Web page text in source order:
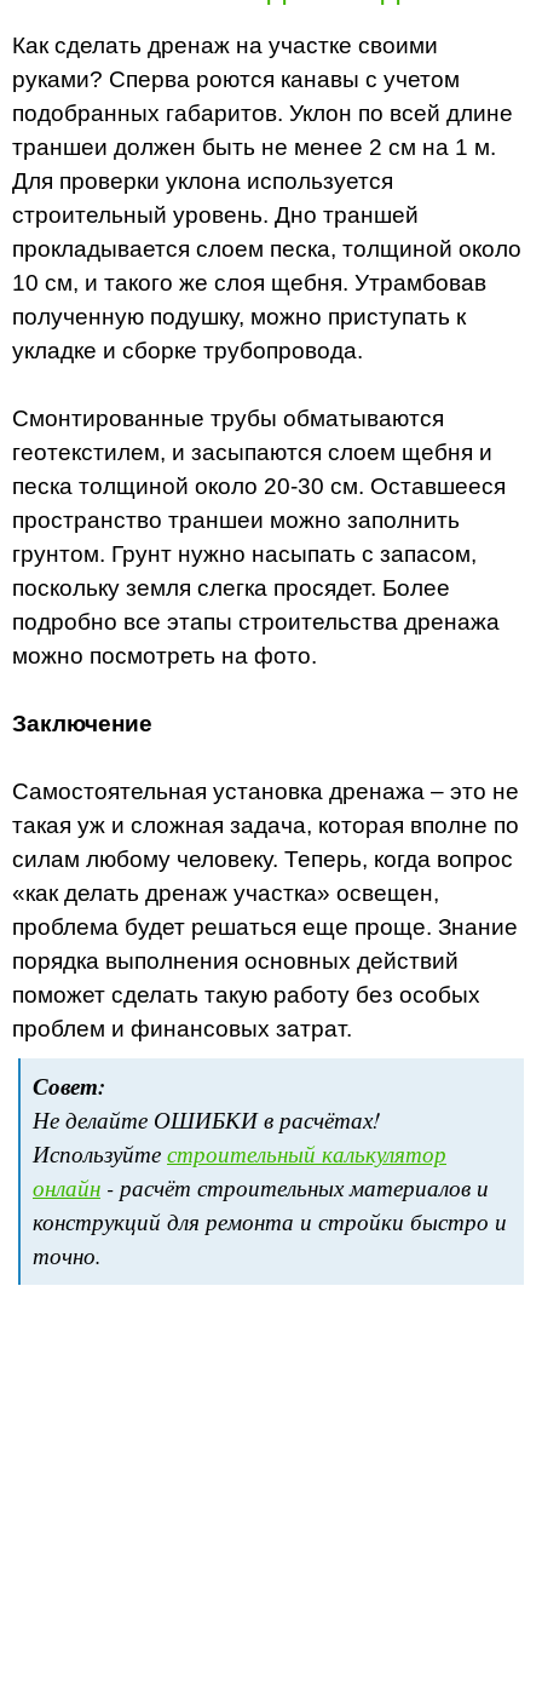
Как сделать дренаж на участке своими
руками? Сперва роются канавы с учетом
подобранных габаритов. Уклон по всей длине
траншеи должен быть не менее 2 см на 1 м.
Для проверки уклона используется
строительный уровень. Дно траншей
прокладывается слоем песка, толщиной около
10 см, и такого же слоя щебня. Утрамбовав
полученную подушку, можно приступать к
укладке и сборке трубопровода.
Смонтированные трубы обматываются
геотекстилем, и засыпаются слоем щебня и
песка толщиной около 20-30 см. Оставшееся
пространство траншеи можно заполнить
грунтом. Грунт нужно насыпать с запасом,
поскольку земля слегка просядет. Более
подробно все этапы строительства дренажа
можно посмотреть на фото.
Заключение
Самостоятельная установка дренажа – это не
такая уж и сложная задача, которая вполне по
силам любому человеку. Теперь, когда вопрос
«как делать дренаж участка» освещен,
проблема будет решаться еще проще. Знание
порядка выполнения основных действий
поможет сделать такую работу без особых
проблем и финансовых затрат.
Совет:
Не делайте ОШИБКИ в расчётах!
Используйте строительный калькулятор
онлайн - расчёт строительных материалов и
конструкций для ремонта и стройки быстро и
точно.